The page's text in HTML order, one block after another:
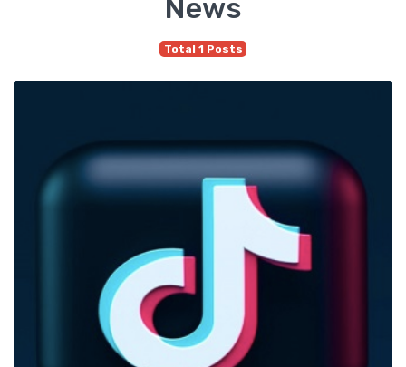
News
Total 1 Posts